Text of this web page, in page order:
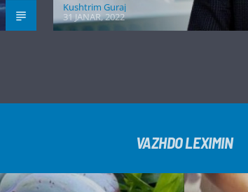
Kushtrim Guraj
31 JANAR, 2022
VAZHDO LEXIMIN